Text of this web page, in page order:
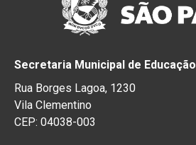
Secretaria Municipal de Educação
Rua Borges Lagoa, 1230
Vila Clementino
CEP: 04038-003